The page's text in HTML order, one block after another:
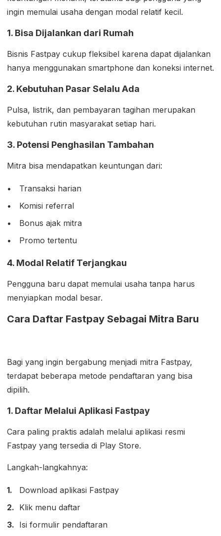
ingin memulai usaha dengan modal relatif kecil.
1. Bisa Dijalankan dari Rumah
Bisnis Fastpay cukup fleksibel karena dapat dijalankan
hanya menggunakan smartphone dan koneksi internet.
2. Kebutuhan Pasar Selalu Ada
Pulsa, listrik, dan pembayaran tagihan merupakan
kebutuhan rutin masyarakat setiap hari.
3. Potensi Penghasilan Tambahan
Mitra bisa mendapatkan keuntungan dari:
Transaksi harian
Komisi referral
Bonus ajak mitra
Promo tertentu
4. Modal Relatif Terjangkau
Pengguna baru dapat memulai usaha tanpa harus
menyiapkan modal besar.
Cara Daftar Fastpay Sebagai Mitra Baru
Bagi yang ingin bergabung menjadi mitra Fastpay,
terdapat beberapa metode pendaftaran yang bisa
dipilih.
1. Daftar Melalui Aplikasi Fastpay
Cara paling praktis adalah melalui aplikasi resmi
Fastpay yang tersedia di Play Store.
Langkah-langkahnya:
Download aplikasi Fastpay
Klik menu daftar
Isi formulir pendaftaran